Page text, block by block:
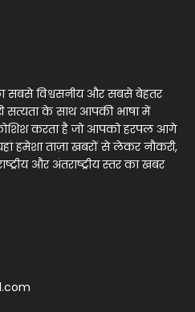
सबसे विश्वसनीय और सबसे बेहतर
सत्यता के साथ आपकी भाषा में
करता है जो आपको हरपल आगे
हमेशा ताज़ा खबरों से लेकर नौकरी,
और अंतराष्ट्रीय स्तर का खबर